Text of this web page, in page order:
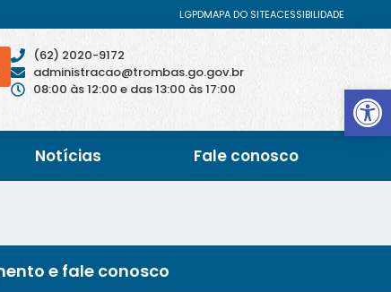
LGPDMAPA DO SITEACESSIBILIDADE
(62) 2020-9172
administracao@trombas.go.gov.br
08:00 às 12:00 e das 13:00 às 17:00
Notícias Fale conosco
e fale conosco
Abrir